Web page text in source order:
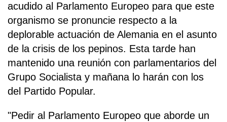
acudido al Parlamento Europeo para que este
organismo se pronuncie respecto a la
deplorable actuación de Alemania en el asunto
de la crisis de los pepinos. Esta tarde han
mantenido una reunión con parlamentarios del
Grupo Socialista y mañana lo harán con los
del Partido Popular.
"Pedir al Parlamento Europeo que aborde un